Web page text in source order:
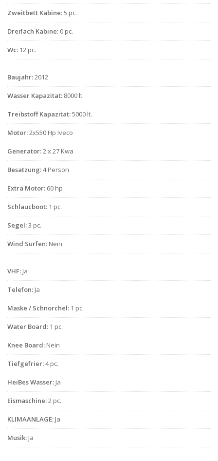
Zweitbett Kabine:5 pc.
Dreifach Kabine: 0 pc.
Wc: 12 pc.
Baujahr:2012
Wasser Kapazitat: 8000 lt.
Treibstoff Kapazitat:5000 lt.
Motor:2x550 Hp Iveco
Generator:2 x 27 Kwa
Besatzung:4 Person
Extra Motor: 60 hp
Schlaucboot: 1 pc.
Segel:3 pc.
Wind Surfen: Nein
VHF: Ja
Telefon: Ja
Maske / Schnorchel: 1 pc.
Water Board: 1 pc.
Knee Board: Nein
Tiefgefrier:4 pc.
HeiBes Wasser: Ja
Eismaschine:2 pc.
KLIMAANLAGE: Ja
Musik: Ja